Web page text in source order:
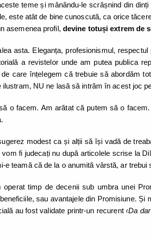
teme și mânându-le scrâșnind din
este atât de bine cunoscută, ca orice
asemenea profil, devine totuși extrem de
asta. Eleganța, profesionismul,
a revistelor unde am putea publica
care înțelegem că trebuie să abordăm
ilustram, NU ne lasă să intrăm în acest joc
o facem. Am arătat că putem să o
modest ca și alții să își vadă de
fi judecați nu după articolele scrise la
e teamă că de la o anumită vârstă, ar
operat timp de decenii sub umbra unei
sau avantajele din Promisiune. Și
au fost validate printr-un recurent‹Da